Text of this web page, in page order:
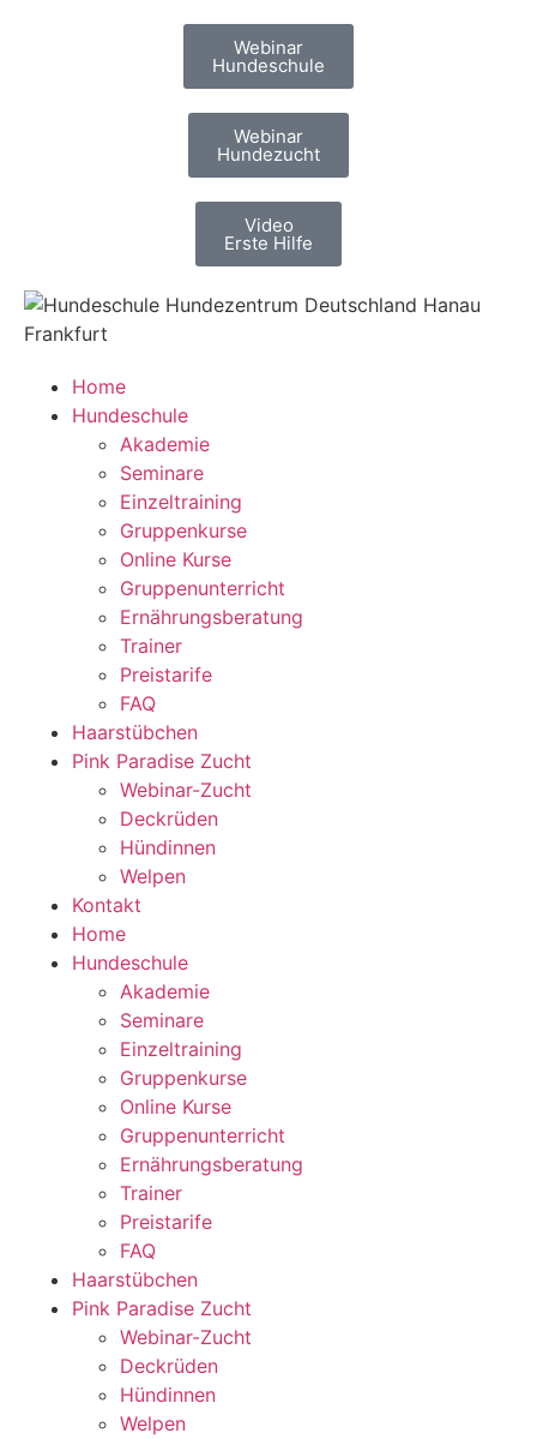
Webinar
Hundeschule
Webinar
Hundezucht
Video
Erste Hilfe
Home
Hundeschule
Akademie
Seminare
Einzeltraining
Gruppenkurse
Online Kurse
Gruppenunterricht
Ernährungsberatung
Trainer
Preistarife
FAQ
Haarstübchen
Pink Paradise Zucht
Webinar-Zucht
Deckrüden
Hündinnen
Welpen
Kontakt
Home
Hundeschule
Akademie
Seminare
Einzeltraining
Gruppenkurse
Online Kurse
Gruppenunterricht
Ernährungsberatung
Trainer
Preistarife
FAQ
Haarstübchen
Pink Paradise Zucht
Webinar-Zucht
Deckrüden
Hündinnen
Welpen